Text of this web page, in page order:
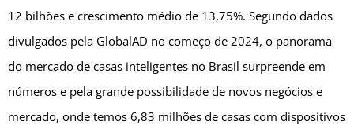
12 bilhões e crescimento médio de 13,75%. Segundo dados
divulgados pela GlobalAD no começo de 2024, o panorama
do mercado de casas inteligentes no Brasil surpreende em
números e pela grande possibilidade de novos negócios e
mercado, onde temos 6,83 milhões de casas com dispositivos